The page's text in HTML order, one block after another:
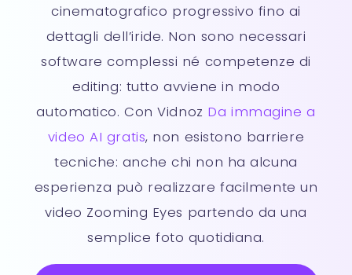
cinematografico progressivo fino ai
dettagli dell’iride. Non sono necessari
software complessi né competenze di
editing: tutto avviene in modo
automatico. Con Vidnoz Da immagine a
video AI gratis, non esistono barriere
tecniche: anche chi non ha alcuna
esperienza può realizzare facilmente un
video Zooming Eyes partendo da una
semplice foto quotidiana.